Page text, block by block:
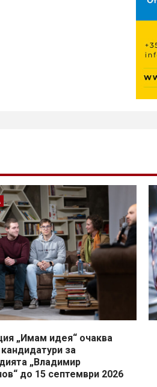
„Имам идея“ очаква
за
„Владимир
до 15 септември 2026